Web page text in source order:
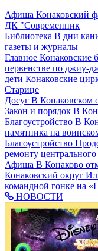
Афиша Конаковский
ДК "Современник
Библиотека В дни
газеты и журналы
Главное Конаковские
первенстве по джиу-
дети Конаковские
Старице
Досуг В Конаковском
Закон и порядок В
Благоустройство В
памятника на
Благоустройство
ремонту
Афиша В Конаково
Конаковский округ
командной гонке на
НОВОСТИ